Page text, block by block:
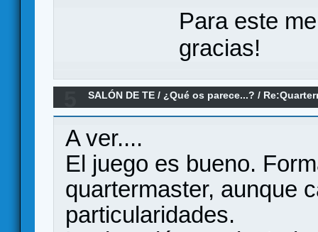
Para este
gracias!
SALÓN DE TE / ¿Qué os parece...? /
A ver....
El juego es bueno.
quartermaster, aunque
particularidades.